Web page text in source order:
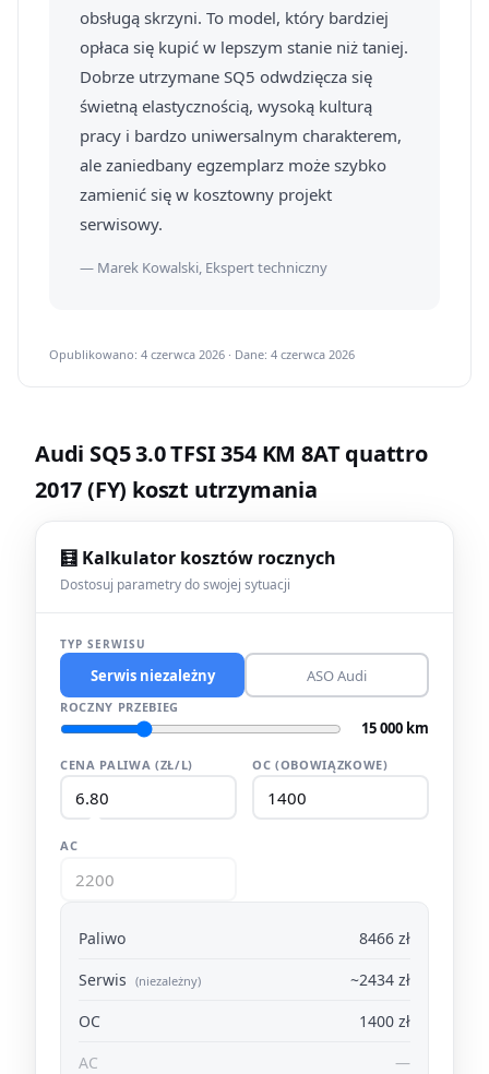
obsługą skrzyni. To model, który bardziej
opłaca się kupić w lepszym stanie niż taniej.
Dobrze utrzymane SQ5 odwdzięcza się
świetną elastycznością, wysoką kulturą
pracy i bardzo uniwersalnym charakterem,
ale zaniedbany egzemplarz może szybko
zamienić się w kosztowny projekt
serwisowy.
— Marek Kowalski, Ekspert techniczny
Opublikowano: 4 czerwca 2026 · Dane: 4 czerwca 2026
Audi SQ5 3.0 TFSI 354 KM 8AT quattro
2017 (FY) koszt utrzymania
🧮 Kalkulator kosztów rocznych
Dostosuj parametry do swojej sytuacji
TYP SERWISU
Serwis niezależny ASO Audi
ROCZNY PRZEBIEG
15 000 km
CENA PALIWA (ZŁ/L) OC (OBOWIĄZKOWE)
AC
Paliwo
8466 zł
Serwis (niezależny)
~2434 zł
OC
1400 zł
AC
—